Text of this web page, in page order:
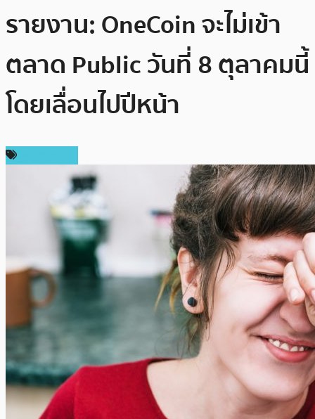
รายงาน: OneCoin จะไม่เข้า
ตลาด Public วันที่ 8 ตุลาคมนี้
โดยเลื่อนไปปีหน้า